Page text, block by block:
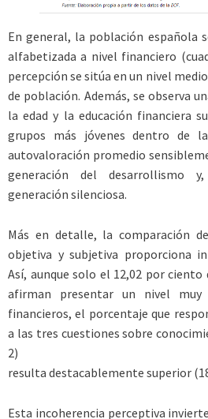
En general, la población española
alfabetizada a nivel financiero
percepción se sitúa en un nivel
de población. Además, se observa
la edad y la educación financiera
grupos más jóvenes dentro de
autovaloración promedio
generación del desarrollismo
generación silenciosa.
Más en detalle, la comparación
objetiva y subjetiva proporciona
Así, aunque solo el 12,02 por ciento
afirman presentar un nivel muy
financieros, el porcentaje que
a las tres cuestiones sobre
2)
resulta destacablemente superior
Esta incoherencia perceptiva